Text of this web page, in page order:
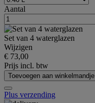
Aantal
Set van 4 waterglazen
Wijzigen
€ 73,00
Prijs incl. btw
Toevoegen aan winkelmandje
Plus verzending